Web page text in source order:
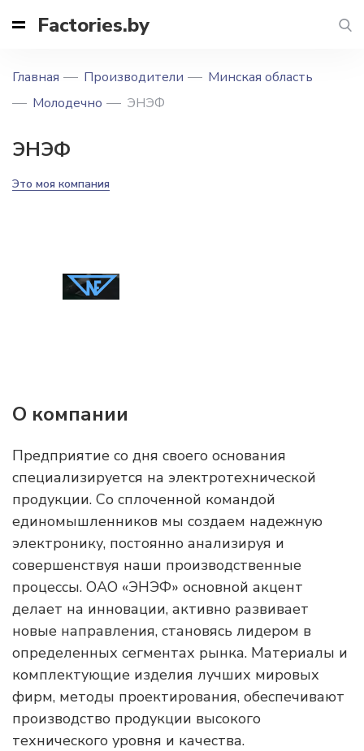
Factories.by
Главная Производители
Минская область
Молодечно
ЭНЭФ
ЭНЭФ
Это моя компания
О компании
Предприятие со дня своего основания
специализируется на электротехнической
продукции. Со сплоченной командой
единомышленников мы создаем надежную
электронику, постоянно анализируя и
совершенствуя наши производственные
процессы. ОАО «ЭНЭФ» основной акцент
делает на инновации, активно развивает
новые направления, становясь лидером в
определенных сегментах рынка. Материалы и
комплектующие изделия лучших мировых
фирм, методы проектирования, обеспечивают
производство продукции высокого
технического уровня и качества.